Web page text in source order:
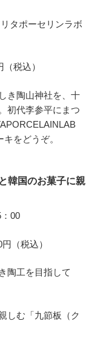
タポーセリンラボ
税込）
き陶山神社を、十
初代李参平にまつ
をどうぞ。
韓国のお菓子に親
00
（税込）
陶工を目指して
しむ「九節板（ク